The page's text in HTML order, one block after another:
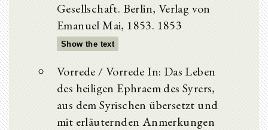
Gesellschaft. Berlin, Verlag von
Emanuel Mai, 1853. 1853
Show the text
Vorrede / Vorrede In: Das Leben
des heiligen Ephraem des Syrers,
aus dem Syrischen übersetzt und
mit erläuternden Anmerkungen